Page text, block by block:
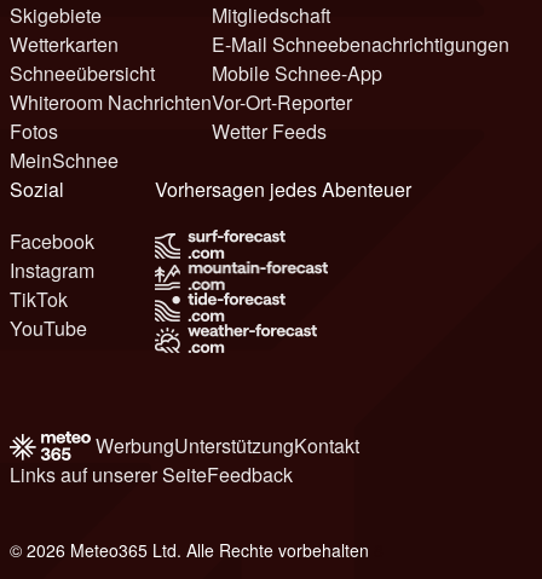
Skigebiete
Wetterkarten
Schneeübersicht
Whiteroom Nachrichten
Fotos
MeinSchnee
Mitgliedschaft
E-Mail Schneebenachrichtigungen
Mobile Schnee-App
Vor-Ort-Reporter
Wetter Feeds
Sozial
Facebook
Instagram
TikTok
YouTube
Vorhersagen jedes Abenteuer
WerbungUnterstützungKontakt
Links auf unserer SeiteFeedback
© 2026 Meteo365 Ltd. Alle Rechte vorbehalten